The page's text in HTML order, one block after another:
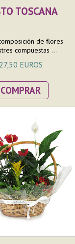
TOSCANA
de flores
compuestas ...
27,50 EUROS
COMPRAR